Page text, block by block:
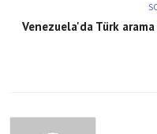
Venezuela'da Türk